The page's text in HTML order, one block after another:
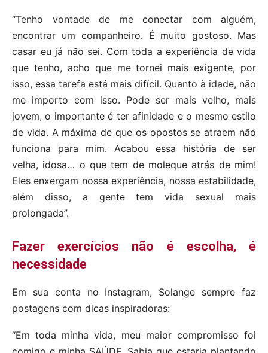
“Tenho vontade de me conectar com alguém,
encontrar um companheiro. É muito gostoso. Mas
casar eu já não sei. Com toda a experiência de vida
que tenho, acho que me tornei mais exigente, por
isso, essa tarefa está mais difícil. Quanto à idade, não
me importo com isso. Pode ser mais velho, mais
jovem, o importante é ter afinidade e o mesmo estilo
de vida. A máxima de que os opostos se atraem não
funciona para mim. Acabou essa história de ser
velha, idosa… o que tem de moleque atrás de mim!
Eles enxergam nossa experiência, nossa estabilidade,
além disso, a gente tem vida sexual mais
prolongada”.
Fazer exercícios não é escolha, é
necessidade
Em sua conta no Instagram, Solange sempre faz
postagens com dicas inspiradoras:
“Em toda minha vida, meu maior compromisso foi